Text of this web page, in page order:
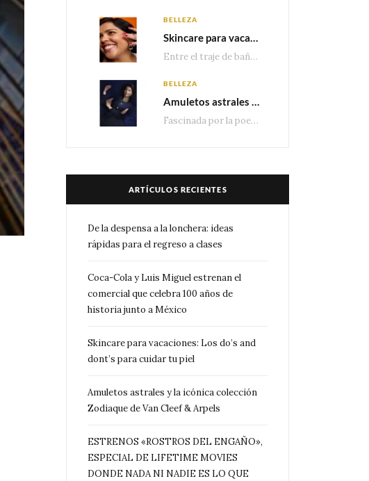
BELLEZA
Skincare para vacaciones: Los do’s and dont’s para cuidar tu piel
Entre el traje de baño, las sandalias, los lentes de sol y los looks que…
BELLEZA
Amuletos astrales y la icónica colección Zodiaque de Van Cleef & Arpels
Fascinada por la poesía de las estrellas, la Maison Van Cleef & Arpels celebra la llegada de las…
ARTÍCULOS RECIENTES
De la despensa a la lonchera: ideas
rápidas para el regreso a clases
Coca-Cola y Luis Miguel estrenan el
comercial que celebra 100 años de
historia junto a México
Skincare para vacaciones: Los do’s and
dont’s para cuidar tu piel
Amuletos astrales y la icónica colección
Zodiaque de Van Cleef & Arpels
ESTRENOS «ROSTROS DEL ENGAÑO»,
ESPECIAL DE LIFETIME MOVIES
DONDE NADA NI NADIE ES LO QUE